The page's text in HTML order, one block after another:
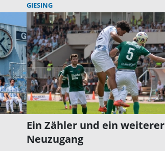
GIESING
Ein Zähler und ein weiterer
Neuzugang